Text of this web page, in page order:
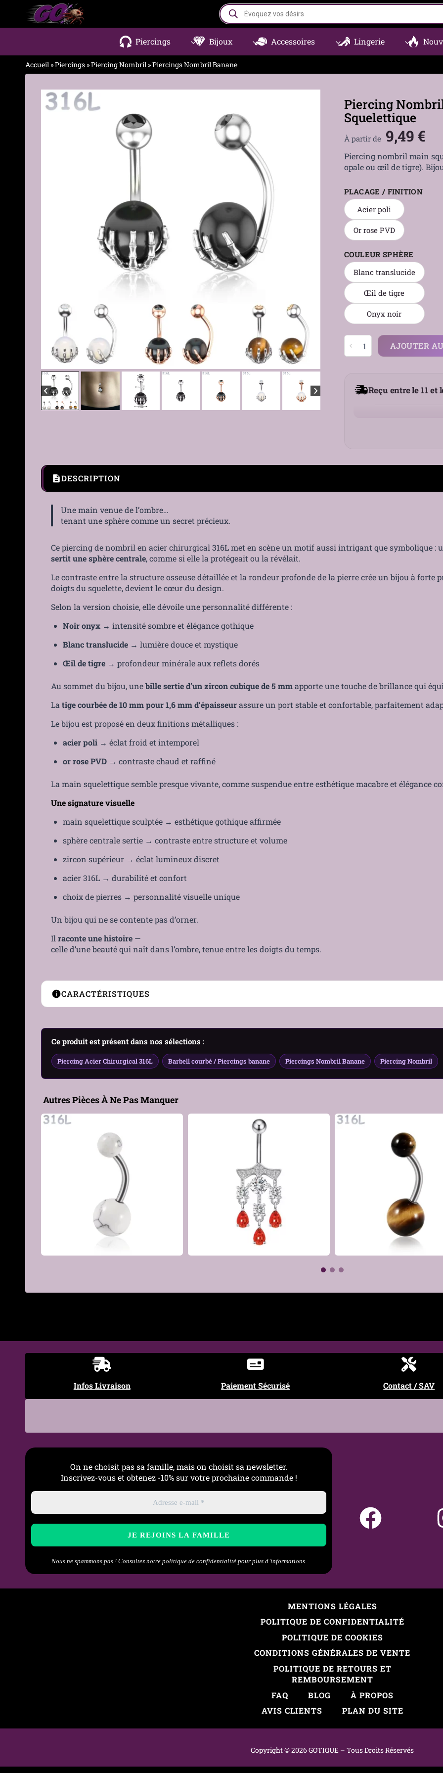
contenu
Recherche
de
produits
Piercings
Bijoux Accessoires Lingerie
Accueil »Piercings »Piercing Nombril »Piercings Nombril Banane
Piercing
Squelettique
À partir de 9,49 €
Piercing nombril main
opale ou œil de tigre).
PLACAGE / FINITION
Acier poli
Or rose PVD
COULEUR SPHÈRE
Blanc translucide
Œil de tigre
Onyx noir
quantité
de
Sphère
Sertie
AJOUTER
Reçu entre le 11 et
DESCRIPTION
Une main venue de l’ombre…
tenant une sphère comme un secret précieux.
Ce piercing de nombril en acier chirurgical 316L met en scène un motif aussi intrigant que symbolique :
sertit une sphère centrale, comme si elle la protégeait ou la révélait.
Le contraste entre la structure osseuse détaillée et la rondeur profonde de la pierre crée un bijou à forte
doigts du squelette, devient le cœur du design.
Selon la version choisie, elle dévoile une personnalité différente :
Noir onyx → intensité sombre et élégance gothique
Blanc translucide → lumière douce et mystique
Œil de tigre → profondeur minérale aux reflets dorés
Au sommet du bijou, unebille sertie d’un zircon cubique de 5 mmapporte une touche de brillance qui
La tige courbée de 10 mm pour 1,6 mm d’épaisseurassure un port stable et confortable, parfaitement
Le bijou est proposé en deux finitions métalliques :
acier poli → éclat froid et intemporel
or rose PVD → contraste chaud et raffiné
La main squelettique semble presque vivante, comme suspendue entre esthétique macabre et élégance
Une signature visuelle
main squelettique sculptée → esthétique gothique affirmée
sphère centrale sertie → contraste entre structure et volume
zircon supérieur → éclat lumineux discret
acier 316L → durabilité et confort
choix de pierres → personnalité visuelle unique
Un bijou qui ne se contente pas d’orner.
Il raconte une histoire —
celle d’une beauté qui naît dans l’ombre, tenue entre les doigts du temps.
CARACTÉRISTIQUES
Emplacement Nombril
Genre Femme, Homme
Matière
Placage / finition Acier poli, Or rose PVD
Couleur sphère Blanc translucide, Œil de tigre, Onyx noir
Hypoallergénique Oui — sans nickel, adapté aux peaux sensibles
Longueur Tige 10 mm
Type de filetage
Sertissage Zircon cubique noir
Ce produit est présent dans nos sélections :
Piercing Acier Chirurgical 316L Barbell courbé / Piercings banane Piercings Nombril Banane Piercing Nombril
Autres Pièces À Ne Pas Manquer
Infos Livraison Paiement Sécurisé Contact / SAV
On ne choisit pas sa famille, mais on choisit sa newsletter.
Inscrivez-vous et obtenez -10% sur votre prochaine commande !
Nous ne spammons pas ! Consultez notre politique de confidentialitépour plus d’informations.
MENTIONS LÉGALES
POLITIQUE DE CONFIDENTIALITÉ
POLITIQUE DE COOKIES
CONDITIONS GÉNÉRALES DE VENTE
POLITIQUE DE RETOURS ET
REMBOURSEMENT
FAQ
BLOG
À PROPOS
AVIS CLIENTS
PLAN DU SITE
Copyright © 2026 GOTIQUE – TousDroitsRéservés